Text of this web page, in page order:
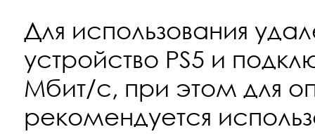
Для использования
устройство PS5 и
Мбит/с, при этом для
рекомендуется